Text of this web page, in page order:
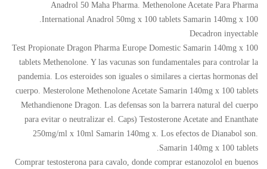
Anadrol 50 Maha Pharma. Methenolone Acetate Para Pharma
International Anadrol 50mg x 100 tablets Samarin 140mg x 100.
Decadron inyectable
Test Propionate Dragon Pharma Europe Domestic Samarin 140mg x 100
tablets Methenolone. Y las vacunas son fundamentales para controlar la
pandemia. Los esteroides son iguales o similares a ciertas hormonas del
cuerpo. Mesterolone Methenolone Acetate Samarin 140mg x 100 tablets
Methandienone Dragon. Las defensas son la barrera natural del cuerpo
para evitar o neutralizar el. Caps) Testosterone Acetate and Enanthate
250mg/ml x 10ml Samarin 140mg x. Los efectos de Dianabol son.
Samarin 140mg x 100 tablets.
Comprar testosterona para cavalo, donde comprar estanozolol en buenos